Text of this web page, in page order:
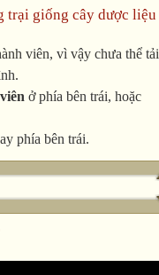
trại giống cây dược liệu
viên, vì vậy chưa thể tải
ở phía bên trái, hoặc
phía bên trái.